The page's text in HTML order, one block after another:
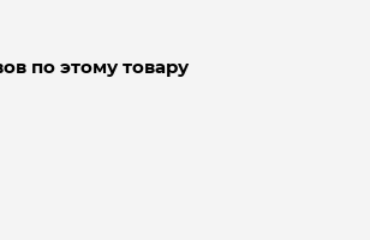
по этому товару